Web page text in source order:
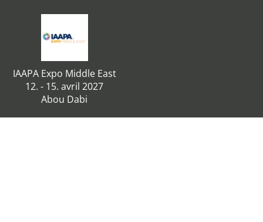
IAAPA Expo Middle East
12. - 15. avril 2027
Abou Dabi